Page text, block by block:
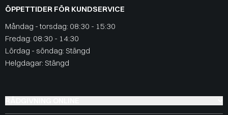
ÖPPETTIDER FÖR KUNDSERVICE
Måndag - torsdag: 08:30 - 15:30
Fredag: 08:30 - 14:30
Lördag - söndag: Stängd
Helgdagar: Stängd